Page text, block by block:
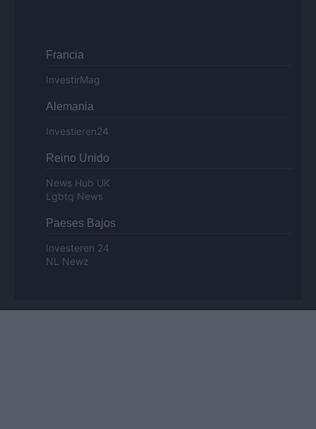
Francia
InvestirMag
Alemania
Investieren24
Reino Unido
News Hub UK
Lgbtq News
Paeses Bajos
Investeren 24
NL Newz